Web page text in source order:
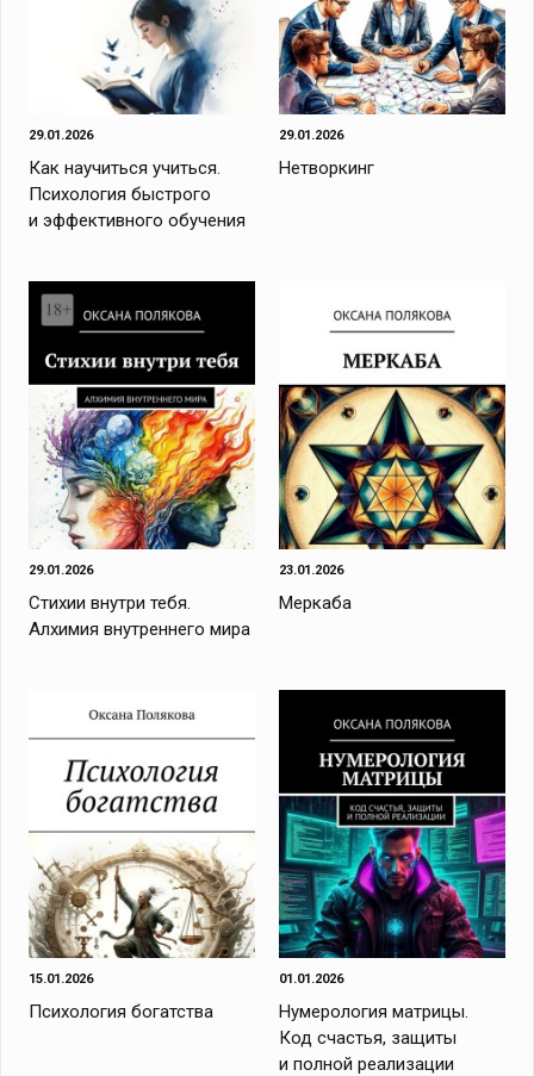
29.01.2026
Как научиться учиться.
Психология быстрого
и эффективного обучения
29.01.2026
Нетворкинг
29.01.2026
Стихии внутри тебя.
Алхимия внутреннего мира
23.01.2026
Меркаба
15.01.2026
Психология богатства
01.01.2026
Нумерология матрицы.
Код cчастья, защиты
и полной реализации